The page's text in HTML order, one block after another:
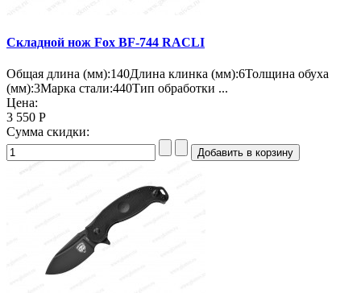
Складной нож Fox BF-744 RACLI
Общая длина (мм):140Длина клинка (мм):6Толщина обуха
(мм):3Марка стали:440Тип обработки ...
Цена:
3 550 Р
Сумма скидки: